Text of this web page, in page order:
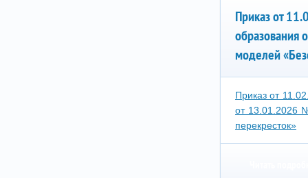
Приказ от
образования
моделей
Приказ от
от 13.01.2026
перекресток»